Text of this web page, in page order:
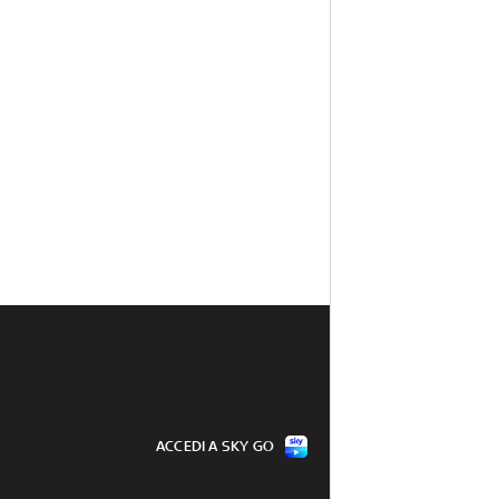
ACCEDI A SKY GO